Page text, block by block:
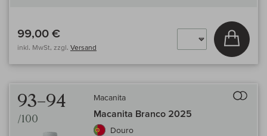
99,00 €
inkl. MwSt, zzgl. Versand
In
93–94
/100
Macanita
Macanita Branco 2025
Douro